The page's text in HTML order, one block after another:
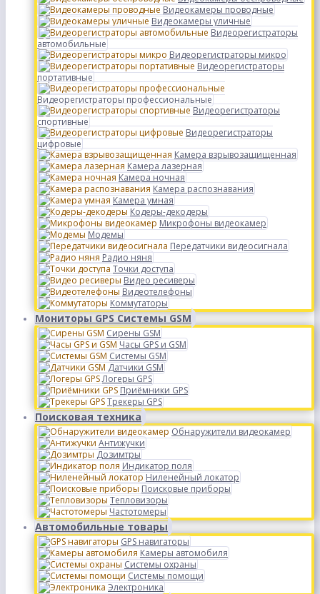
Видеокамеры проводные
Видеокамеры уличные
Видеорегистраторы
автомобильные
Видеорегистраторы микро
Видеорегистраторы
портативные
Видеорегистраторы профессиональные
Видеорегистраторы
спортивные
Видеорегистраторы
цифровые
Камера взрывозащищенная
Камера лазерная
Камера ночная
Камера распознавания
Камера умная
Кодеры-декодеры
Микрофоны видеокамер
Модемы
Передатчики видеосигнала
Радио няня
Точки доступа
Видео ресиверы
Видеотелефоны
Коммутаторы
Мониторы GPS Системы GSM
Сирены GSM
Часы GPS и GSM
Системы GSM
Датчики GSM
Логеры GPS
Приёмники GPS
Трекеры GPS
Поисковая техника
Обнаружители видеокамер
Антижучки
Дозимтры
Индикатор поля
Ниленейный локатор
Поисковые приборы
Тепловизоры
Частотомеры
Автомобильные товары
GPS навигаторы
Камеры автомобиля
Системы охраны
Системы помощи
Электроника